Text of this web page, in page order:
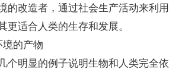
改造者，通过社会生产活动来利用
更适合人类的生存和发展。
的产物
明显的例子说明生物和人类完全依